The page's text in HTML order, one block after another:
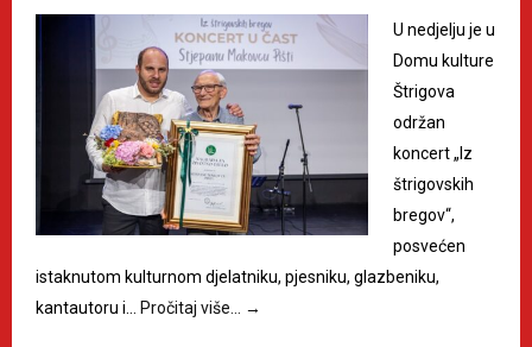
U nedjelju je u
Domu kulture
Štrigova
održan
koncert „Iz
štrigovskih
bregov“,
posvećen
istaknutom kulturnom djelatniku, pjesniku, glazbeniku,
kantautoru i…
Pročitaj više… →